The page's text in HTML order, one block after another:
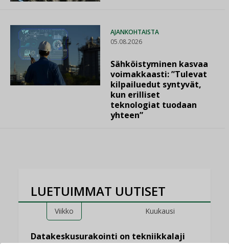
AJANKOHTAISTA
05.08.2026
Sähköistyminen kasvaa
voimakkaasti: ”Tulevat
kilpailuedut syntyvät,
kun erilliset
teknologiat tuodaan
yhteen”
LUETUIMMAT UUTISET
Viikko Kuukausi
Datakeskusurakointi on tekniikkalaji